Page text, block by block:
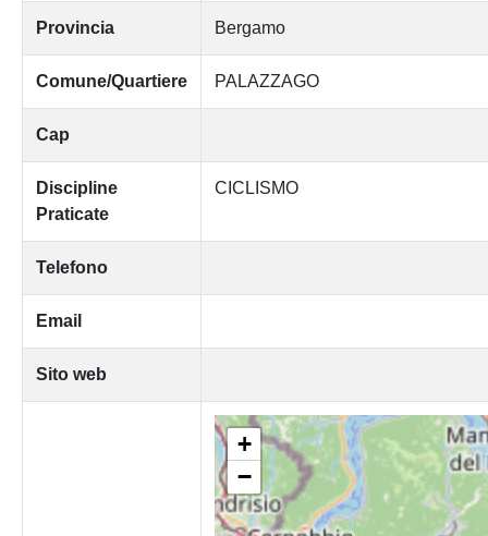
Provincia Bergamo
Comune/Quartiere PALAZZAGO
Cap
Discipline
Praticate
CICLISMO
Telefono
Email
Sito web
+
−